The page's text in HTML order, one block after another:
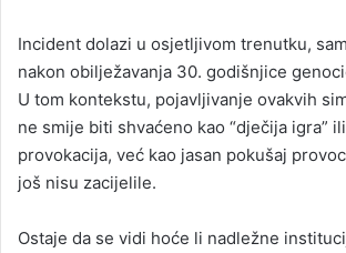
Incident dolazi u osjetljivom trenutku,
nakon obilježavanja 30. godišnjice
U tom kontekstu, pojavljivanje ovakvih
ne smije biti shvaćeno kao “dječija igra”
provokacija, već kao jasan pokušaj
još nisu zacijelile.
Ostaje da se vidi hoće li nadležne